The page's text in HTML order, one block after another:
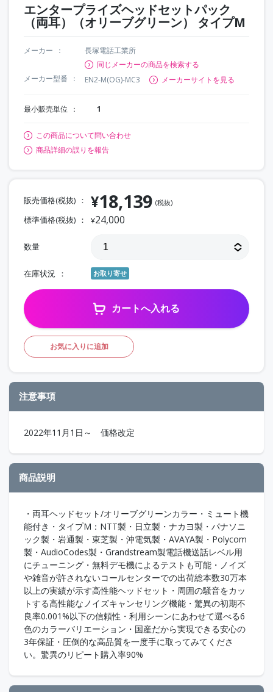
エンタープライズヘッドセットパック
（両耳）（オリーブグリーン） タイプM
メーカー
長塚電話工業所
同じメーカーの商品を検索する
メーカー型番
EN2-M(OG)-MC3 メーカーサイトを見る
最小販売単位 1
この商品について問い合わせ
商品詳細の誤りを報告
販売価格(税抜) ¥18,139 (税抜)
標準価格(税抜) ¥24,000
数量
在庫状況 お取り寄せ
カートへ入れる
お気に入りに追加
注意事項
2022年11月1日～ 価格改定
商品説明
・両耳ヘッドセット/オリーブグリーンカラー・ミュート機
能付き・タイプM：NTT製・日立製・ナカヨ製・パナソニ
ック製・岩通製・東芝製・沖電気製・AVAYA製・Polycom
製・AudioCodes製・Grandstream製電話機送話レベル用
にチューニング・無料デモ機によるテストも可能・ノイズ
や雑音が許されないコールセンターでの出荷総本数30万本
以上の実績が示す高性能ヘッドセット・周囲の騒音をカッ
トする高性能なノイズキャンセリング機能・驚異の初期不
良率0.001%以下の信頼性・利用シーンにあわせて選べる6
色のカラーバリエーション・国産だから実現できる安心の
3年保証・圧倒的な高品質を一度手に取ってみてくださ
い。驚異のリピート購入率90%